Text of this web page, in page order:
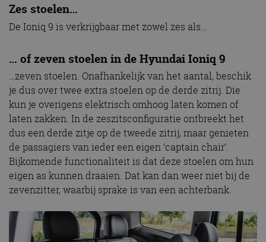
Zes stoelen…
De Ioniq 9 is verkrijgbaar met zowel zes als…
… of zeven stoelen in de Hyundai Ioniq 9
…zeven stoelen. Onafhankelijk van het aantal, beschik
je dus over twee extra stoelen op de derde zitrij. Die
kun je overigens elektrisch omhoog laten komen of
laten zakken. In de zeszitsconfiguratie ontbreekt het
dus een derde zitje op de tweede zitrij, maar genieten
de passagiers van ieder een eigen ‘captain chair’.
Bijkomende functionaliteit is dat deze stoelen om hun
eigen as kunnen draaien. Dat kan dan weer niet bij de
zevenzitter, waarbij sprake is van een achterbank.